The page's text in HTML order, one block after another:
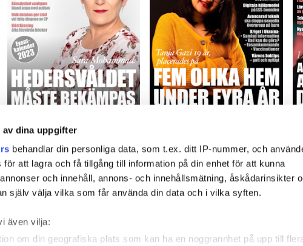
dina uppgifter
behandlar din personliga data, som t.ex. ditt IP-nummer, och
att lagra och få tillgång till information på din enhet för att kunna
och innehåll, annons- och innehållsmätning, åskådarinsikter
själv välja vilka som får använda din data och i vilka syften.
även vilja:
om din geografiska plats som kan ha en noggrannhet på upp till
HVB&LSSGuiden, nr 3 2022
Läs (PDF-fil 8 MB) Läs (PDF-fil 7 MB)